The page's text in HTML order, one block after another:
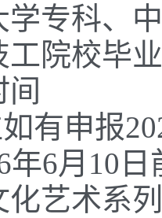
学专科、
工院校毕
申报
年6月10
化艺术系